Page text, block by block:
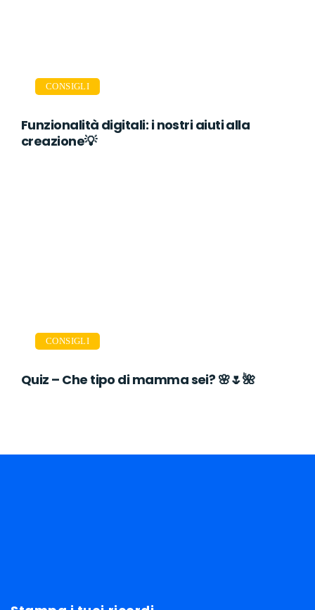
CONSIGLI
Funzionalità digitali: i nostri aiuti alla
creazione💡
CONSIGLI
Quiz – Che tipo di mamma sei? 🌸🌷🌺